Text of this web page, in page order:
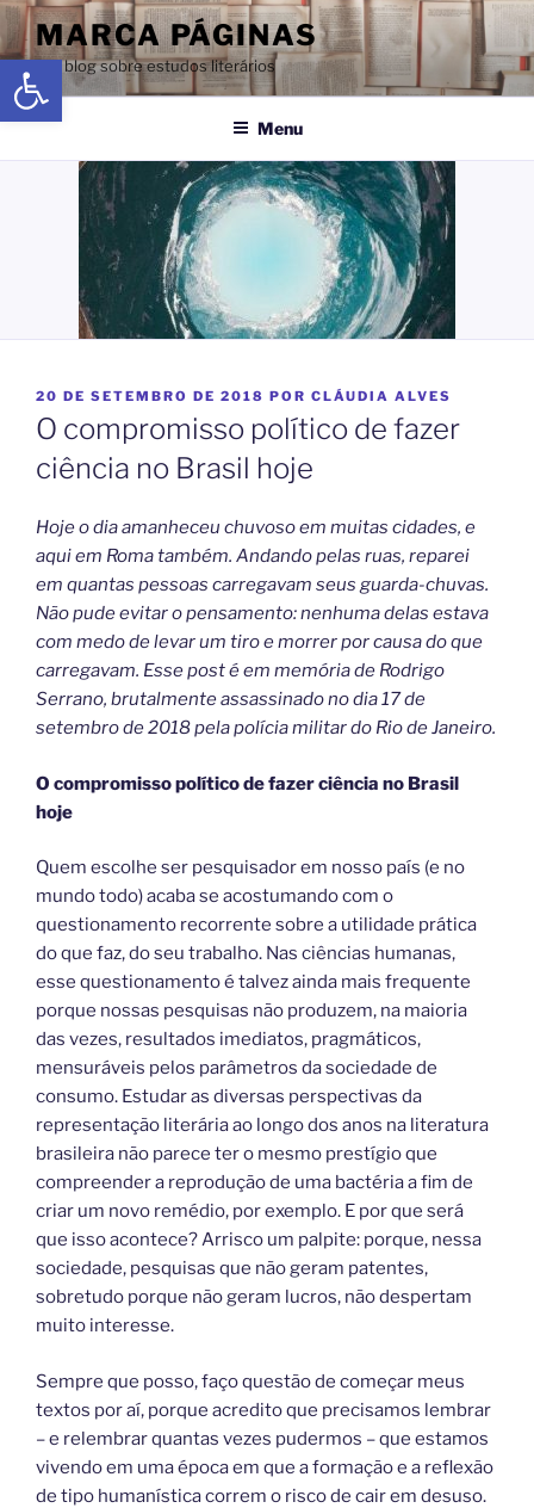
Abrir a barra de ferramentas
MARCA PÁGINAS
Um blog sobre estudos literários
Menu
20 DE SETEMBRO DE 2018 POR CLÁUDIA ALVES
O compromisso político de fazer
ciência no Brasil hoje
Hoje o dia amanheceu chuvoso em muitas cidades, e
aqui em Roma também. Andando pelas ruas, reparei
em quantas pessoas carregavam seus guarda-chuvas.
Não pude evitar o pensamento: nenhuma delas estava
com medo de levar um tiro e morrer por causa do que
carregavam. Esse post é em memória de Rodrigo
Serrano, brutalmente assassinado no dia 17 de
setembro de 2018 pela polícia militar do Rio de Janeiro.
O compromisso político de fazer ciência no Brasil
hoje
Quem escolhe ser pesquisador em nosso país (e no
mundo todo) acaba se acostumando com o
questionamento recorrente sobre a utilidade prática
do que faz, do seu trabalho. Nas ciências humanas,
esse questionamento é talvez ainda mais frequente
porque nossas pesquisas não produzem, na maioria
das vezes, resultados imediatos, pragmáticos,
mensuráveis pelos parâmetros da sociedade de
consumo. Estudar as diversas perspectivas da
representação literária ao longo dos anos na literatura
brasileira não parece ter o mesmo prestígio que
compreender a reprodução de uma bactéria a fim de
criar um novo remédio, por exemplo. E por que será
que isso acontece? Arrisco um palpite: porque, nessa
sociedade, pesquisas que não geram patentes,
sobretudo porque não geram lucros, não despertam
muito interesse.
Sempre que posso, faço questão de começar meus
textos por aí, porque acredito que precisamos lembrar
– e relembrar quantas vezes pudermos – que estamos
vivendo em uma época em que a formação e a reflexão
de tipo humanística correm o risco de cair em desuso.